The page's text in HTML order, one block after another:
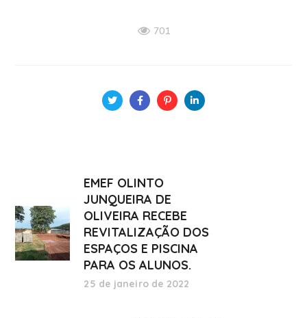
701
EMEF OLINTO
JUNQUEIRA DE
OLIVEIRA RECEBE
REVITALIZAÇÃO DOS
ESPAÇOS E PISCINA
PARA OS ALUNOS.
25 de janeiro de 2022